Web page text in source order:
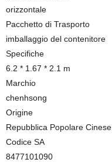
orizzontale
Pacchetto di Trasporto
imballaggio del contenitore
Specifiche
6.2 * 1.67 * 2.1 m
Marchio
chenhsong
Origine
Repubblica Popolare Cinese
Codice SA
8477101090